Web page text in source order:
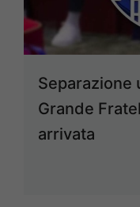
Separazione
Grande
arrivata